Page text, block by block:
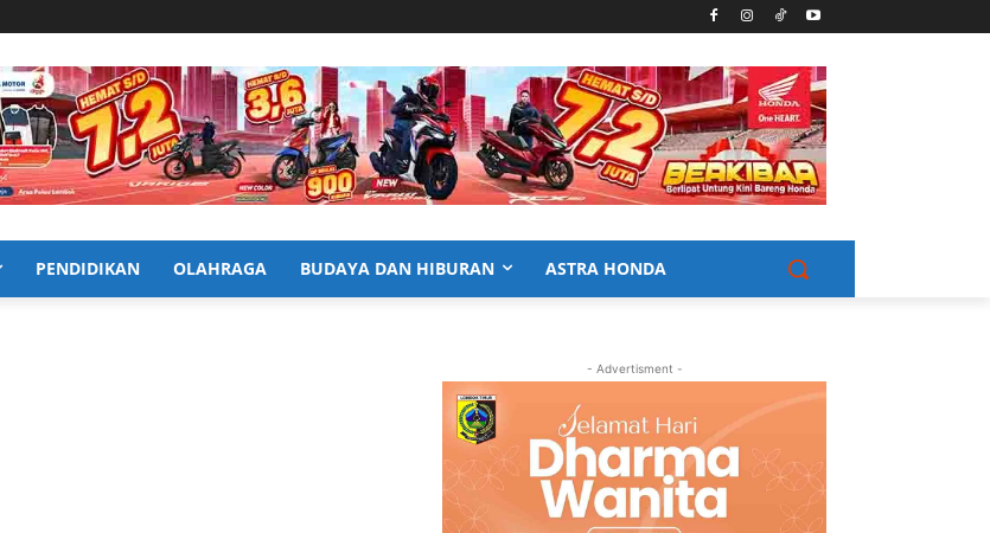
PENDIDIKAN OLAHRAGA BUDAYA DAN HIBURAN ASTRA HONDA
- Advertisment -